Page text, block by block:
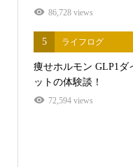
86,728 views
5 ライフログ
痩せホルモン GLP1ダ
ットの体験談！
72,594 views